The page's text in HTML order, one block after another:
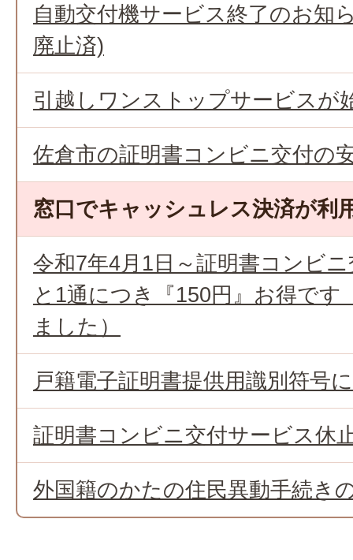
自動交付機サービス終了のお知
廃止済)
引越しワンストップサービスが
佐倉市の証明書コンビニ交付の
窓口でキャッシュレス決済が利
令和7年4月1日～証明書コンビ
と1通につき『150円』お得です
ました）
戸籍電子証明書提供用識別符号
証明書コンビニ交付サービス休
外国籍のかたの住民異動手続き